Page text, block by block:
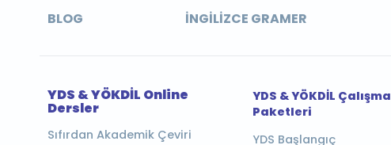
BLOG İNGILIZCE GRAMER
YDS & YÖKDİL Online
Dersler
Sıfırdan Akademik Çeviri
YDS & YÖKDİL Çalışma
Paketleri
YDS Başlangıç